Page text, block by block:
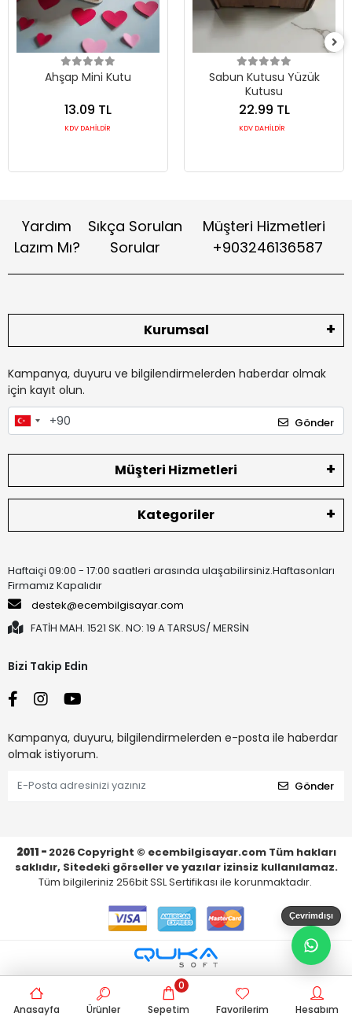
Ahşap Mini Kutu
13.09 TL
KDV DAHİLDİR
Sabun Kutusu Yüzük
Kutusu
22.99 TL
KDV DAHİLDİR
Yardım
Lazım Mı?
Sıkça Sorulan
Sorular
Müşteri Hizmetleri
+903246136587
Kurumsal
Kampanya, duyuru ve bilgilendirmelerden haberdar olmak
için kayıt olun.
Gönder
Müşteri Hizmetleri
Kategoriler
Haftaiçi 09:00 - 17:00 saatleri arasında ulaşabilirsiniz.Haftasonları
Firmamız Kapalıdır
destek@ecembilgisayar.com
FATİH MAH. 1521 SK. NO: 19 A TARSUS/ MERSİN
Bizi Takip Edin
Kampanya, duyuru, bilgilendirmelerden e-posta ile haberdar
olmak istiyorum.
Gönder
2011 - 2026 Copyright © ecembilgisayar.com Tüm hakları
saklıdır, Sitedeki görseller ve yazılar izinsiz kullanılamaz.
Tüm bilgileriniz 256bit SSL Sertifikası ile korunmaktadır.
Anasayfa Ürünler Sepetim
0
Favorilerim
Hesabım
Çevrimdışı